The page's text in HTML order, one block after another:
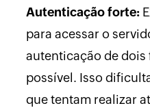
Autenticação forte:
para acessar o
autenticação de dois
possível. Isso
que tentam realizar